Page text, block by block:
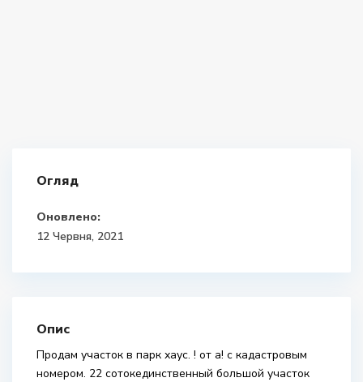
Огляд
Оновлено:
12 Червня, 2021
Опис
Продам участок в парк хаус. ! от а! с кадастровым
номером. 22 сотокединственный большой участок